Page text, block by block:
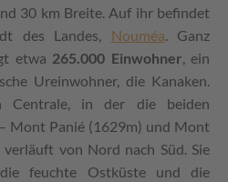
30 km Breite. Auf ihr befindet
des Landes, Nouméa. Ganz
etwa 265.000 Einwohner, ein
Ureinwohner, die Kanaken.
Centrale, in der die beiden
Mont Panié (1629m) und Mont
von Nord nach Süd. Sie
feuchte Ostküste und die